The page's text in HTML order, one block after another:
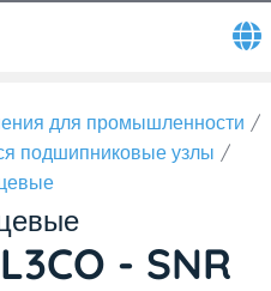
для промышленности
подшипниковые узлы
- SNR